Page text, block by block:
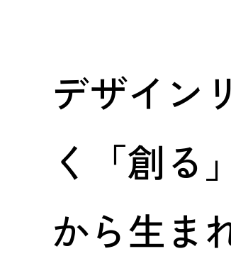
デザイン
く「創る
から生ま